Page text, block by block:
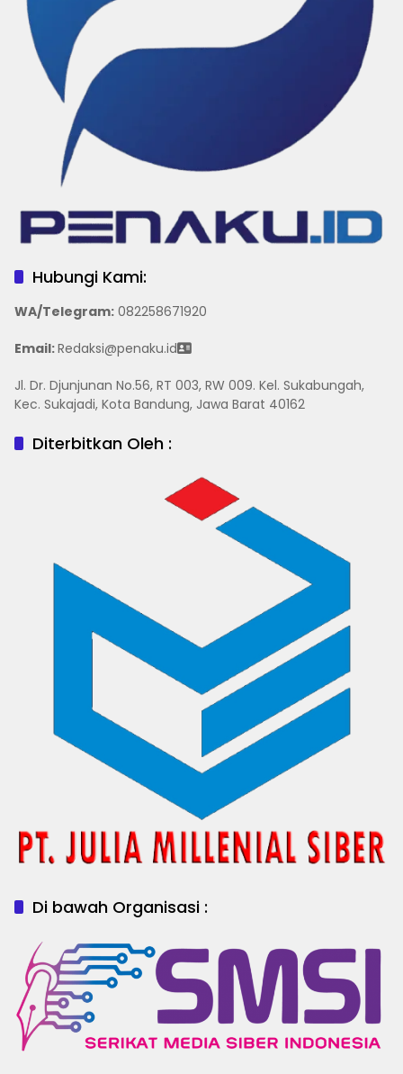
Hubungi Kami:
WA/Telegram: 082258671920
Email:Redaksi@penaku.id
Jl. Dr. Djunjunan No.56, RT 003, RW 009. Kel. Sukabungah,
Kec. Sukajadi, Kota Bandung, Jawa Barat 40162
Diterbitkan Oleh :
Di bawah Organisasi :